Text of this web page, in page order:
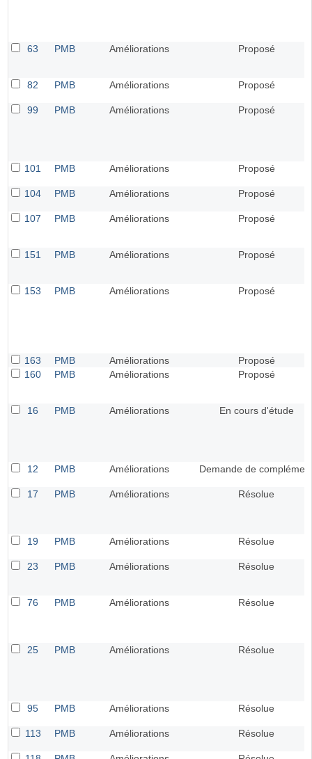
63 PMB Améliorations Proposé
82 PMB Améliorations Proposé
99 PMB Améliorations Proposé
101 PMB Améliorations Proposé
104 PMB Améliorations Proposé
107 PMB Améliorations Proposé
151 PMB Améliorations Proposé
153 PMB Améliorations Proposé
163 PMB Améliorations
Proposé
160
PMB Améliorations Proposé
16 PMB Améliorations En cours d'étude
12 PMB Améliorations Demande de
17 PMB Améliorations Résolue
19 PMB Améliorations Résolue
23 PMB Améliorations Résolue
76 PMB Améliorations Résolue
25 PMB Améliorations Résolue
95 PMB Améliorations Résolue
113 PMB Améliorations Résolue